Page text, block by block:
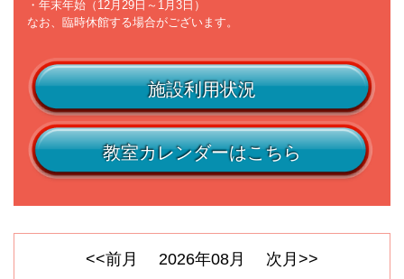
・年末年始（12月29日～1月3日）
なお、臨時休館する場合がございます。
施設利用状況
教室カレンダーはこちら
<<前月 2026年08月 次月>>